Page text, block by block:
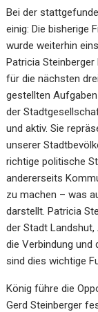
Bei der
einig: Die bisherige
wurde weiterhin
Patricia
für die nächsten
gestellten
der
und aktiv. Sie
unserer
richtige politische
andererseits
zu machen – was
darstellt. Patricia
der Stadt Landshut,
die Verbindung
sind dies wichtige
König führe die
Gerd Steinberger